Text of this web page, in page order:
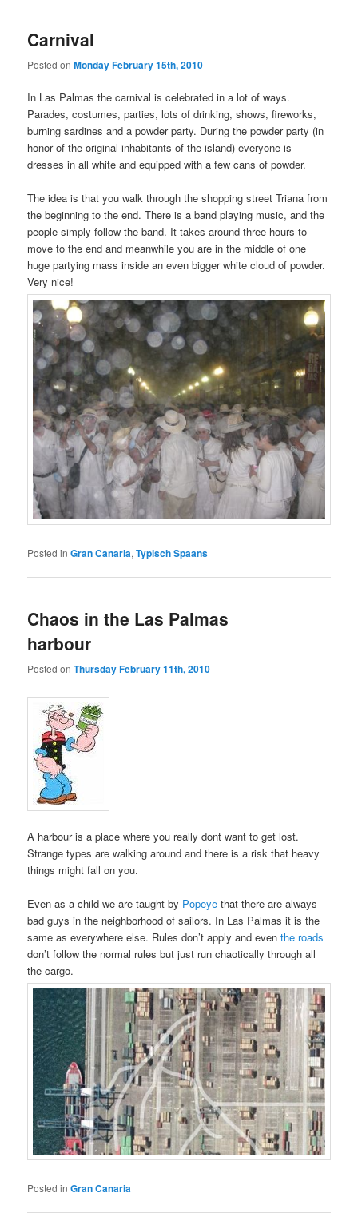
Carnival
Posted onMonday February 15th, 2010
In Las Palmas the carnival is celebrated in a lot of ways.
Parades, costumes, parties, lots of drinking, shows, fireworks,
burning sardines and a powder party. During the powder party (in
honor of the original inhabitants of the island) everyone is
dresses in all white and equipped with a few cans of powder.
The idea is that you walk through the shopping street Triana from
the beginning to the end. There is a band playing music, and the
people simply follow the band. It takes around three hours to
move to the end and meanwhile you are in the middle of one
huge partying mass inside an even bigger white cloud of powder.
Very nice!
Posted in Gran Canaria,Typisch Spaans
Chaos in the Las Palmas
harbour
Posted onThursday February 11th, 2010
A harbour is a place where you really dont want to get lost.
Strange types are walking around and there is a risk that heavy
things might fall on you.
Even as a child we are taught by Popeye that there are always
bad guys in the neighborhood of sailors. In Las Palmas it is the
same as everywhere else. Rules don’t apply and eventhe roads
don’t follow the normal rules but just run chaotically through all
the cargo.
Posted in Gran Canaria